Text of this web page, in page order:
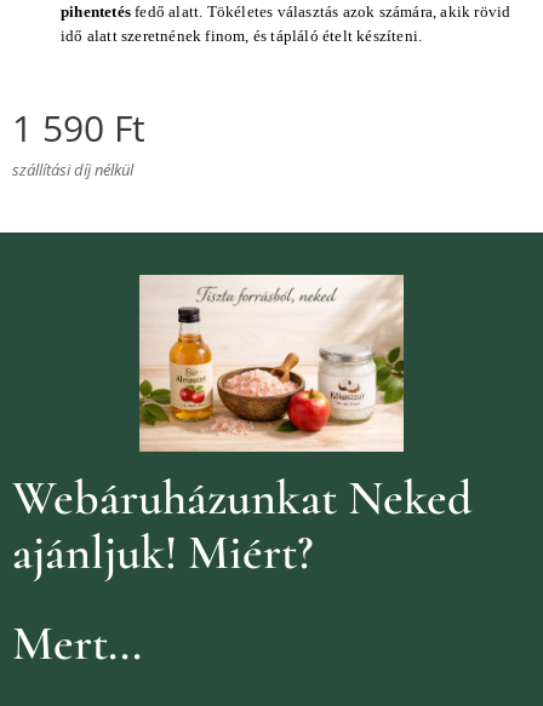
pihentetés fedő alatt. Tökéletes választás azok számára, akik rövid
idő alatt szeretnének finom, és tápláló ételt készíteni.
1 590 Ft
szállítási díj nélkül
Webáruházunkat Neked
ajánljuk! Miért?
Mert...